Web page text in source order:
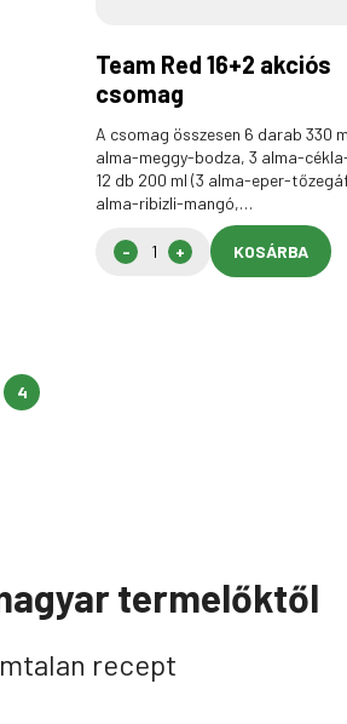
Team Red 16+2 akciós
csomag
A csomag összesen 6 darab 330
alma-meggy-bodza, 3 alma-
12 db 200 ml (3 alma-eper-
alma-ribizli-mangó,…
KOSÁRBA
4
termelőktől
recept